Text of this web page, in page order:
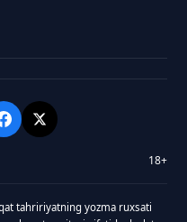
18+
tahririyatning yozma ruxsati